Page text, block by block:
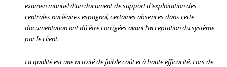
examen manuel d’un document de support d’exploitation des
centrales nucléaires espagnol, certaines absences dans cette
documentation ont dû être corrigées avant l’acceptation du système
par le client.
La qualité est une activité de faible coût et à haute efficacité. Lors de